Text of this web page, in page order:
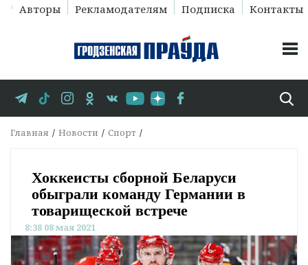
Авторы Рекламодателям Подписка Контакты
Главная Новости Спорт
Хоккеисты сборной Беларуси
обыграли команду Германии в
товарищеской встрече
8:38 08 мая 2021